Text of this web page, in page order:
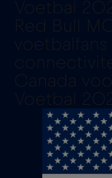
Voetbal
Red Bull
Canada
Voetbal